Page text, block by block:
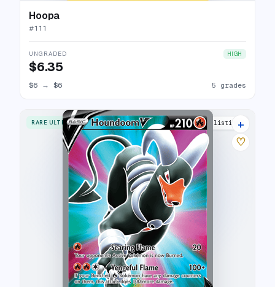
Hoopa
#111
UNGRADED HIGH
$6.35
$6 → $6 5 grades
RARE ULTRA 18 listings
+
♡